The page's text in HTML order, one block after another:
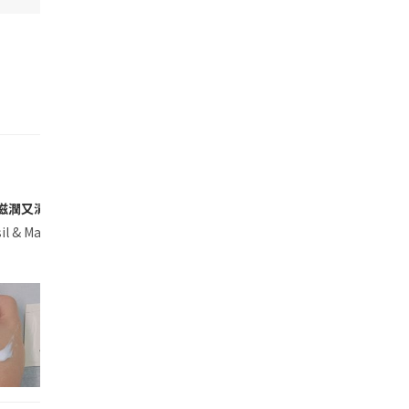
$1405/ 100ml 前調：石榴 中調：香水百合 後調：癒創木 個
又清爽🤩！
& Mandarin Body Crème 青檸、羅勒與柑橘潤膚乳霜 $300 / 50ml;